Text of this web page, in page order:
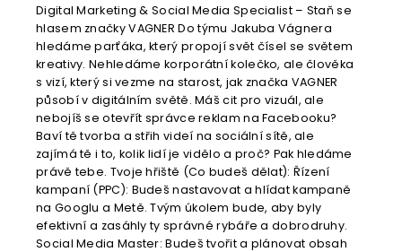
Digital Marketing & Social Media Specialist – Staň se
hlasem značky VAGNER Do týmu Jakuba Vágnera
hledáme parťáka, který propojí svět čísel se světem
kreativy. Nehledáme korporátní kolečko, ale člověka
s vizí, který si vezme na starost, jak značka VAGNER
působí v digitálním světě. Máš cit pro vizuál, ale
nebojíš se otevřít správce reklam na Facebooku?
Baví tě tvorba a střih videí na sociální sítě, ale
zajímá tě i to, kolik lidí je vidělo a proč? Pak hledáme
právě tebe. Tvoje hřiště (Co budeš dělat): Řízení
kampaní (PPC): Budeš nastavovat a hlídat kampaně
na Googlu a Metě. Tvým úkolem bude, aby byly
efektivní a zasáhly ty správné rybáře a dobrodruhy.
Social Media Master: Budeš tvořit a plánovat obsah